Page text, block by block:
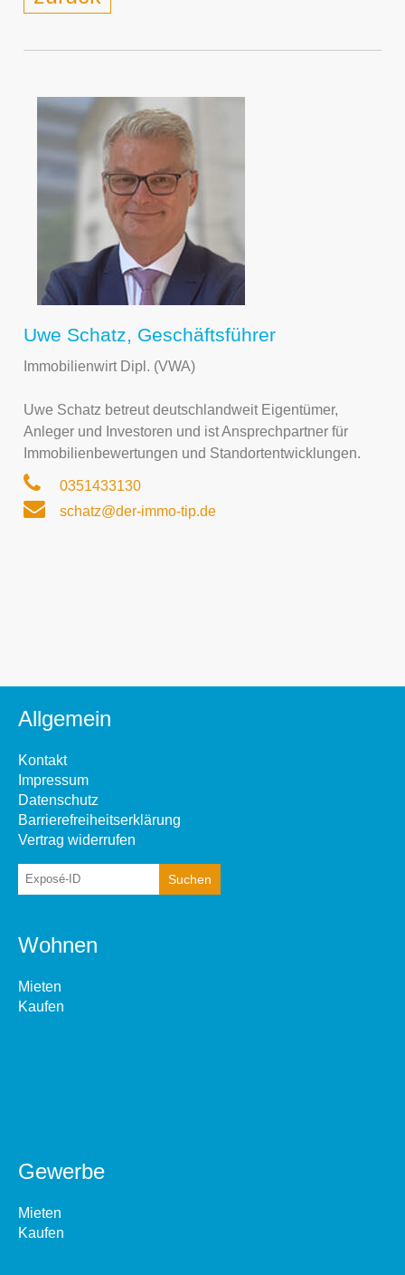
Uwe Schatz, Geschäftsführer
Immobilienwirt Dipl. (VWA)
Uwe Schatz betreut deutschlandweit Eigentümer,
Anleger und Investoren und ist Ansprechpartner für
Immobilienbewertungen und Standortentwicklungen.
0351433130
schatz@der-immo-tip.de
Allgemein
Kontakt
Impressum
Datenschutz
Barrierefreiheitserklärung
Vertrag widerrufen
Wohnen
Mieten
Kaufen
Gewerbe
Mieten
Kaufen